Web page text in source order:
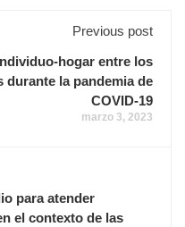
Previous post
hogar entre los
la pandemia de
COVID-19
marzo 3, 2023
para atender
el contexto de las